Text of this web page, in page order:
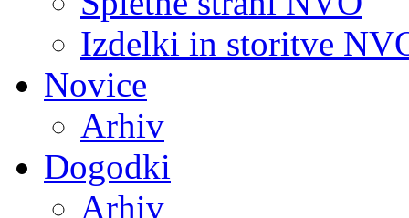
Izdelki in storitve
Novice
Arhiv
Dogodki
Arhiv